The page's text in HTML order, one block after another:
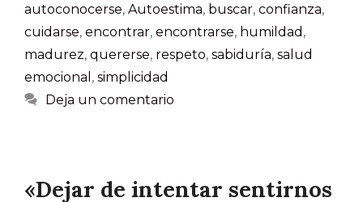
autoconocerse, Autoestima, buscar, confianza,
cuidarse, encontrar, encontrarse, humildad ,
madurez, quererse, respeto, sabiduría, salud
emocional , simplicidad
Deja un comentario
«Dejar de intentar sentirnos